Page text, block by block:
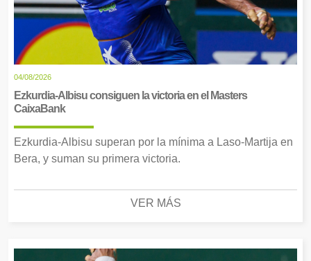
04/08/2026
Ezkurdia-Albisu consiguen la victoria en el Masters
CaixaBank
Ezkurdia-Albisu superan por la mínima a Laso-Martija en
Bera, y suman su primera victoria.
VER MÁS